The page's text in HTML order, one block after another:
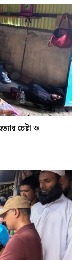
চেষ্টা ও